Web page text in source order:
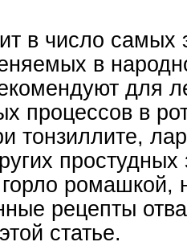
в число самых
в
для
процессов в
тонзиллите,
простудных
горло ромашкой,
рецепты
статье.